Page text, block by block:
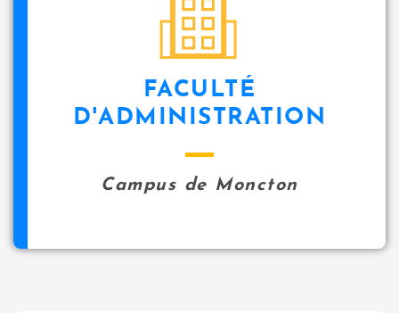
FACULTÉ
D'ADMINISTRATION
Campus de Moncton